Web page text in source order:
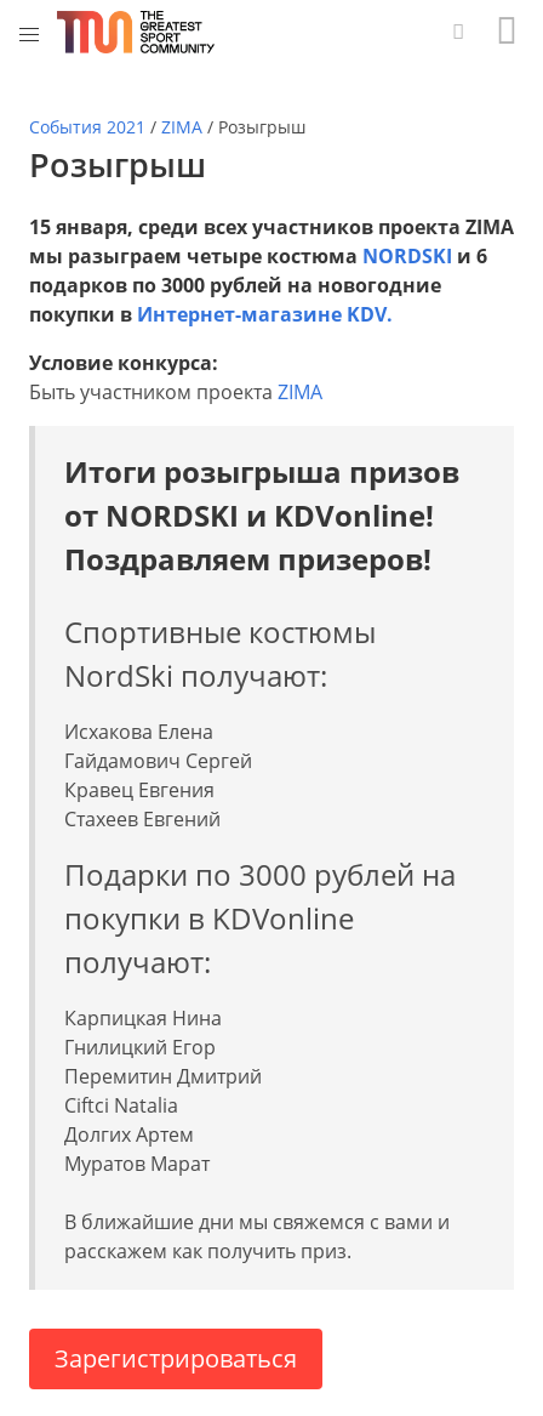
События 2021 / ZIMA / Розыгрыш
Розыгрыш
15 января, среди всех участников проекта ZIMA
мы разыграем четыре костюма NORDSKI и 6
подарков по 3000 рублей на новогодние
покупки в Интернет-магазине KDV.
Условие конкурса:
Быть участником проекта ZIMA
Итоги розыгрыша призов
от NORDSKI и KDVonline!
Поздравляем призеров!
Спортивные костюмы
NordSki получают:
Исхакова Елена
Гайдамович Сергей
Кравец Евгения
Стахеев Евгений
Подарки по 3000 рублей на
покупки в KDVonline
получают:
Карпицкая Нина
Гнилицкий Егор
Перемитин Дмитрий
Ciftci Natalia
Долгих Артем
Муратов Марат
В ближайшие дни мы свяжемся с вами и
расскажем как получить приз.
Зарегистрироваться